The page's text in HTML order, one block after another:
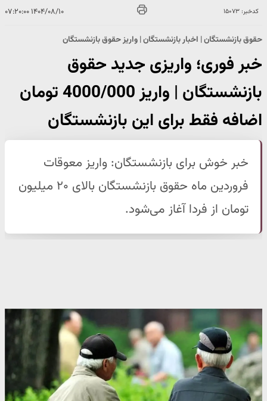
کدخبر: ۱۵۰۷۳ ۱۴۰۴/۰۸/۱۰ ۰۷:۲۰:۰۰
حقوق بازنشستگان | اخبار بازنشستگان | واریز حقوق بازنشستگان
خبر فوری؛ واریزی جدید حقوق
بازنشستگان | واریز 4000/000 تومان
اضافه فقط برای این بازنشستگان
خبر خوش برای بازنشستگان: واریز معوقات
فروردین ماه حقوق بازنشستگان بالای ۲۰ میلیون
تومان از فردا آغاز می‌شود.